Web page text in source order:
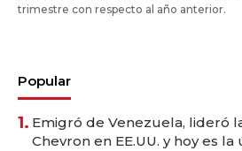
trimestre con respecto al año anterior.
Popular
1. Emigró de Venezuela, lideró
Chevron en EE.UU. y hoy es